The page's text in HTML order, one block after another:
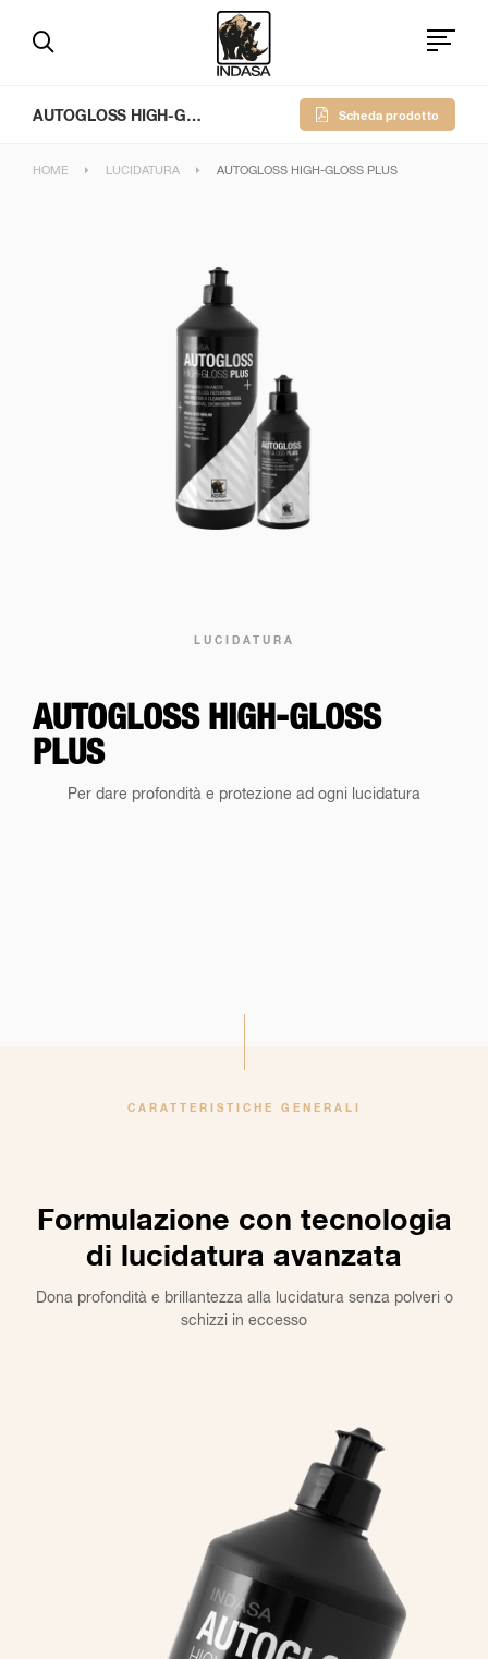
AUTOGLOSS HIGH-GLOSS PLUS Scheda prodotto
HOME LUCIDATURA AUTOGLOSS HIGH-GLOSS PLUS
LUCIDATURA
AUTOGLOSS HIGH-GLOSS
PLUS
Per dare profondità e protezione ad ogni lucidatura
CARATTERISTICHE GENERALI
Formulazione con tecnologia
di lucidatura avanzata
Dona profondità e brillantezza alla lucidatura senza polveri o
schizzi in eccesso